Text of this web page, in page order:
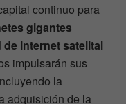
continuo para
gigantes
internet satelital
impulsarán sus
la
adquisición de la